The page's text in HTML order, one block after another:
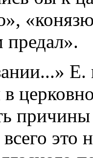
предал».
Е.
в
причины
это